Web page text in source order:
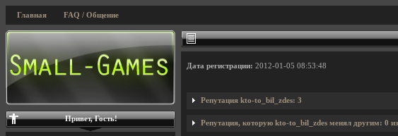
Главная FAQ / Общение
Дата регистрации: 2012-01-05 08:53:48
Репутация kto-to_bil_zdes: 3
Репутация, которую kto-to_bil_zdes менял другим: 0
Привет, Гость!